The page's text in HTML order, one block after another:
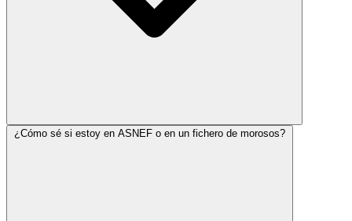
¿Cómo sé si estoy en ASNEF o en un fichero de morosos?